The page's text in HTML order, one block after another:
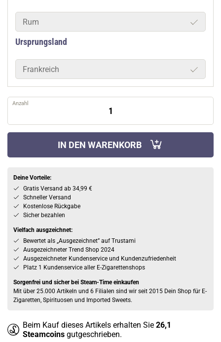
Rum
Ursprungsland
Frankreich
Anzahl
IN DEN WARENKORB
Deine Vorteile:
Gratis Versand ab 34,99 €
Schneller Versand
Kostenlose Rückgabe
Sicher bezahlen
Vielfach ausgzeichnet:
Bewertet als „Ausgezeichnet” auf Trustami
Ausgezeichneter Trend Shop 2024
Ausgezeichneter Kundenservice und Kundenzufriedenheit
Platz 1 Kundenservice aller E-Zigarettenshops
Sorgenfrei und sicher bei Steam-Time einkaufen
Mit über 25.000 Artikeln und 6 Filialen sind wir seit 2015 Dein Shop für E-
Zigaretten, Spirituosen und Imported Sweets.
Beim Kauf dieses Artikels erhalten Sie 26,1
Steamcoins gutgeschrieben.